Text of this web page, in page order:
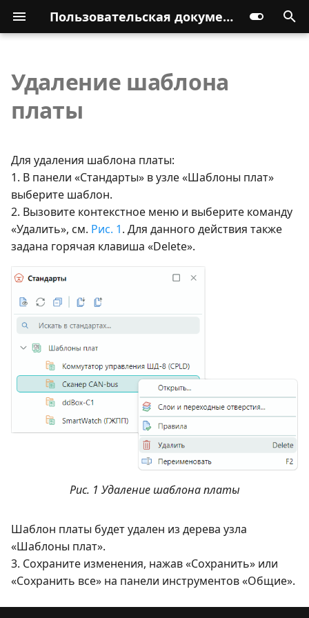
Пользовательская документация
Удаление шаблона
платы
Для удаления шаблона платы:
1. В панели «Стандарты» в узле «Шаблоны плат»
выберите шаблон.
2. Вызовите контекстное меню и выберите команду
«Удалить», см. Рис. 1. Для данного действия также
задана горячая клавиша «Delete».
Рис. 1 Удаление шаблона платы
Шаблон платы будет удален из дерева узла
«Шаблоны плат».
3. Сохраните изменения, нажав «Сохранить» или
«Сохранить все» на панели инструментов «Общие».